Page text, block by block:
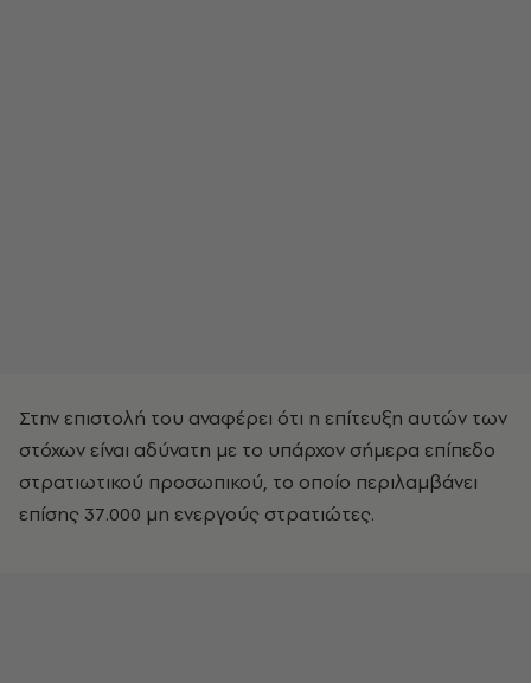
Στην επιστολή του αναφέρει ότι η επίτευξη αυτών των
στόχων είναι αδύνατη με το υπάρχον σήμερα επίπεδο
στρατιωτικού προσωπικού, το οποίο περιλαμβάνει
επίσης 37.000 μη ενεργούς στρατιώτες.